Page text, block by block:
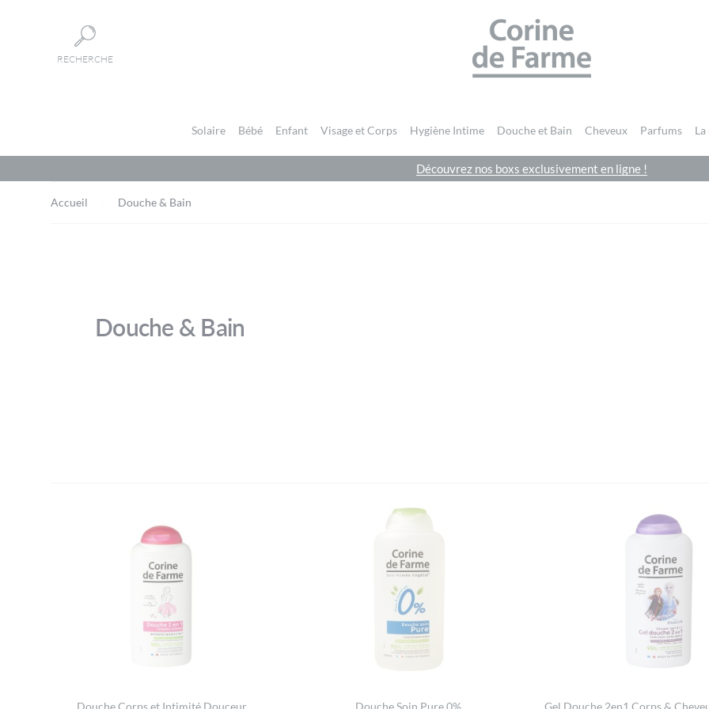
RECHERCHE
CORINE DE FARME SITE OFFICIEL
Solaire Bébé Enfant Visage et Corps Hygiène Intime Douche et Bain Cheveux Parfums
Découvrez nos boxs exclusivement en ligne !
Accueil Douche & Bain
Douche & Bain
Douche Corps et Intimité Douceur Douche Soin Pure 0%
Gel Douche 2en1 Corps &